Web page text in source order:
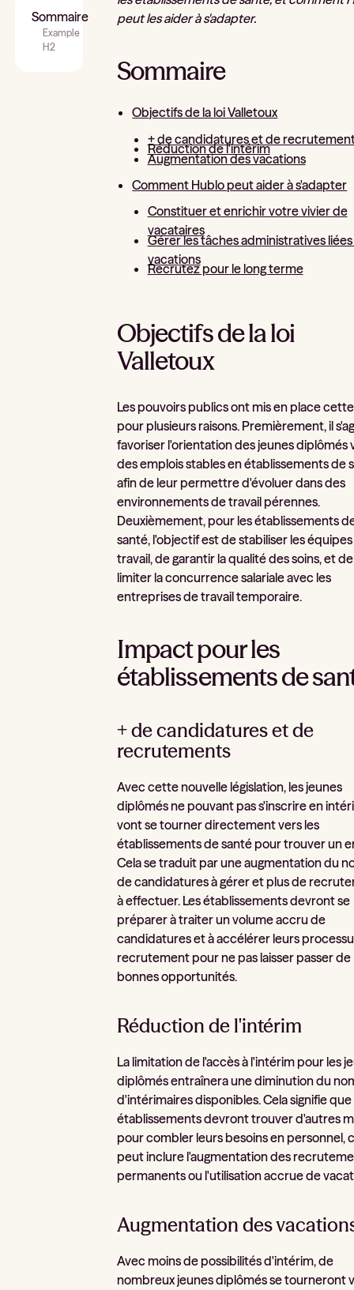
Sommaire
Example
H2
peut les aider à s'adapter.
Sommaire
Objectifs de la loi Valletoux
+ de candidatures et de
Réduction de l'intérim
Augmentation des vacations
Comment Hublo peut aider à s'adapter
Constituer et enrichir votre vivier de
vacataires
Gérer les tâches administratives liées
vacations
Recrutez pour le long terme
Objectifs de la loi
Valletoux
Les pouvoirs publics ont mis en place
pour plusieurs raisons. Premièrement, il
favoriser l'orientation des jeunes diplômés
des emplois stables en établissements de
afin de leur permettre d'évoluer dans des
environnements de travail pérennes.
Deuxièmement, pour les établissements
santé, l'objectif est de stabiliser les
travail, de garantir la qualité des soins, et de
limiter la concurrence salariale avec les
entreprises de travail temporaire.
Impact pour les
établissements de
+ de candidatures et de
recrutements
Avec cette nouvelle législation, les jeunes
diplômés ne pouvant pas s'inscrire en
vont se tourner directement vers les
établissements de santé pour trouver un
Cela se traduit par une augmentation du
de candidatures à gérer et plus de
à effectuer. Les établissements devront se
préparer à traiter un volume accru de
candidatures et à accélérer leurs
recrutement pour ne pas laisser passer de
bonnes opportunités.
Réduction de l'intérim
La limitation de l'accès à l'intérim pour les
diplômés entraînera une diminution du
d'intérimaires disponibles. Cela signifie que
établissements devront trouver d'autres
pour combler leurs besoins en personnel,
peut inclure l'augmentation des
permanents ou l'utilisation accrue de
Augmentation des
Avec moins de possibilités d'intérim, de
nombreux jeunes diplômés se tourneront